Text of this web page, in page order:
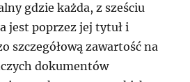
gdzie każda, z sześciu
jest poprzez jej tytuł i
szczegółową zawartość na
dokumentów